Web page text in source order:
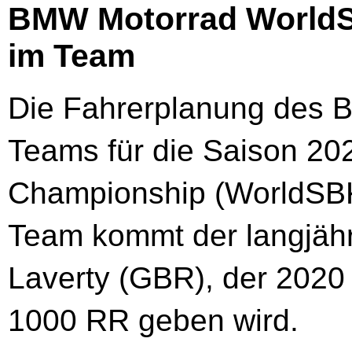
BMW Motorrad
im Team
Die Fahrerplanung des
Teams für die Saison
Championship
Team kommt der
Laverty (GBR), der
1000 RR geben wird.